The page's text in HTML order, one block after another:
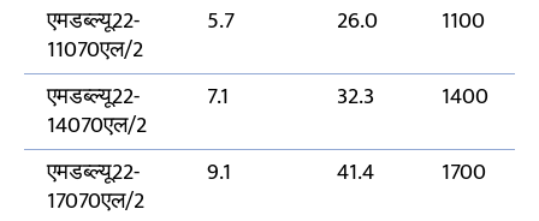
एमडब्ल्यू22-
11070एल/2
5.7 26.0 1100
एमडब्ल्यू22-
14070एल/2
7.1 32.3 1400
एमडब्ल्यू22-
17070एल/2
9.1 41.4 1700